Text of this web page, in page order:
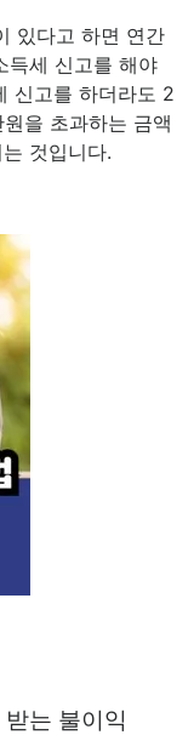
있다고 하면 연간
득세 신고를 해야
신고를 하더라도 2
을 초과하는 금액
것입니다.
는 불이익